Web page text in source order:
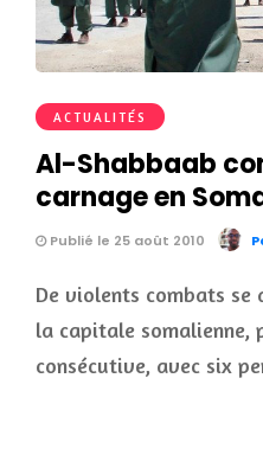
ACTUALITÉS
Al-Shabbaab
carnage en
Publié le 25 août 2010
De violents combats se
la capitale somalienne,
consécutive, avec six